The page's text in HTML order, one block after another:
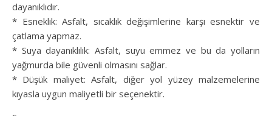
dayanıklıdır.
* Esneklik: Asfalt, sıcaklık değişimlerine karşı esnektir ve
çatlama yapmaz.
* Suya dayanıklılık: Asfalt, suyu emmez ve bu da yolların
yağmurda bile güvenli olmasını sağlar.
* Düşük maliyet: Asfalt, diğer yol yüzey malzemelerine
kıyasla uygun maliyetli bir seçenektir.